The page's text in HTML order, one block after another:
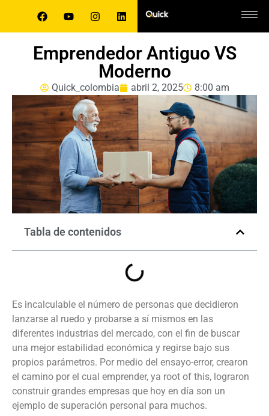
Emprendedor Antiguo VS
Moderno
Quick_colombia abril 2, 2025 8:00 am
Tabla de contenidos
Es incalculable el número de personas que decidieron
lanzarse al ruedo y probarse a sí mismos en las
diferentes industrias del mercado, con el fin de buscar
una mejor estabilidad económica y regirse bajo sus
propios parámetros. Por medio del ensayo-error, crearon
el camino por el cual emprender, ya root of this, lograron
construir grandes empresas que hoy en día son un
ejemplo de superación personal para muchos.